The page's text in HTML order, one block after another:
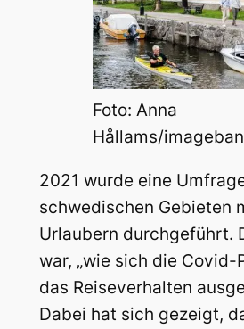
Foto: Anna
Hållams/
2021 wurde eine
schwedischen Gebieten
Urlaubern durchgeführt.
war, „wie sich die Covid-
das Reiseverhalten
Dabei hat sich gezeigt,